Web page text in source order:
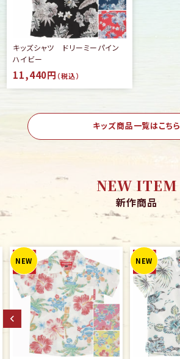
キッズシャツ ドリーミーパイン
ハイビー
11,440円 （税込）
キッズ商品一覧はこちら
NEW ITEM
新作商品